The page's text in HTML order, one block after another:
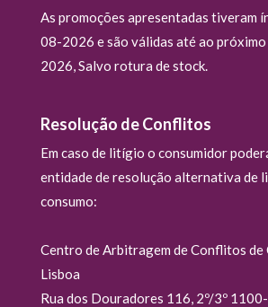
As promoções apresentadas tiveram
08-2026 e são válidas até ao
2026, Salvo rotura de stock.
Resolução de Conflitos
Em caso de litígio o consumidor
entidade de resolução alternativa de
consumo:
Centro de Arbitragem de Conflitos de
Lisboa
Rua dos Douradores 116, 2º/3º